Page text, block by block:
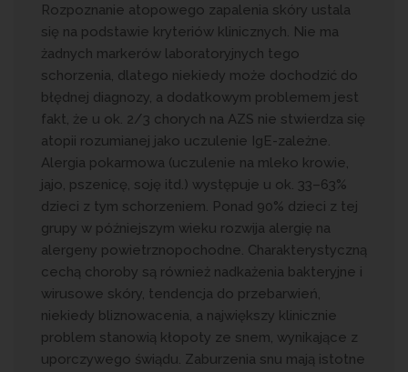
Rozpoznanie atopowego zapalenia skóry ustala
się na podstawie kryteriów klinicznych. Nie ma
żadnych markerów laboratoryjnych tego
schorzenia, dlatego niekiedy może dochodzić do
błędnej diagnozy, a dodatkowym problemem jest
fakt, że u ok. 2/3 chorych na AZS nie stwierdza się
atopii rozumianej jako uczulenie IgE-zależne.
Alergia pokarmowa (uczulenie na mleko krowie,
jajo, pszenicę, soję itd.) występuje u ok. 33–63%
dzieci z tym schorzeniem. Ponad 90% dzieci z tej
grupy w późniejszym wieku rozwija alergię na
alergeny powietrznopochodne. Charakterystyczną
cechą choroby są również nadkażenia bakteryjne i
wirusowe skóry, tendencja do przebarwień,
niekiedy bliznowacenia, a największy klinicznie
problem stanowią kłopoty ze snem, wynikające z
uporczywego świądu. Zaburzenia snu mają istotne